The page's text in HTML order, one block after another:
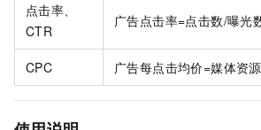
点击率、
CTR
广告点击率=点击数/曝光数
CPC 广告每点击均价=媒体资